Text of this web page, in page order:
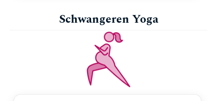
Schwangeren Yoga